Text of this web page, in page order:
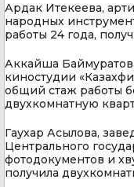
Ардак Итекеева,
народных
работы 24 года,
Аккайша
киностудии
общий стаж работы
двухкомнатную
Гаухар Асылова,
Центрального
фотодокументов и
получила